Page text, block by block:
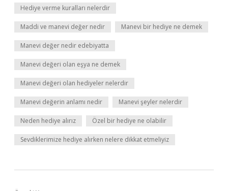
Hediye verme kuralları nelerdir
Maddi ve manevi değer nedir Manevi bir hediye ne demek
Manevi değer nedir edebiyatta
Manevi değeri olan eşya ne demek
Manevi değeri olan hediyeler nelerdir
Manevi değerin anlamı nedir Manevi şeyler nelerdir
Neden hediye alırız Özel bir hediye ne olabilir
Sevdiklerimize hediye alırken nelere dikkat etmeliyiz